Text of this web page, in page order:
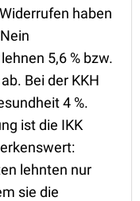
haben
5,6 % bzw.
Bei der KKH
4 %.
ist die IKK
lehnten nur
sie die